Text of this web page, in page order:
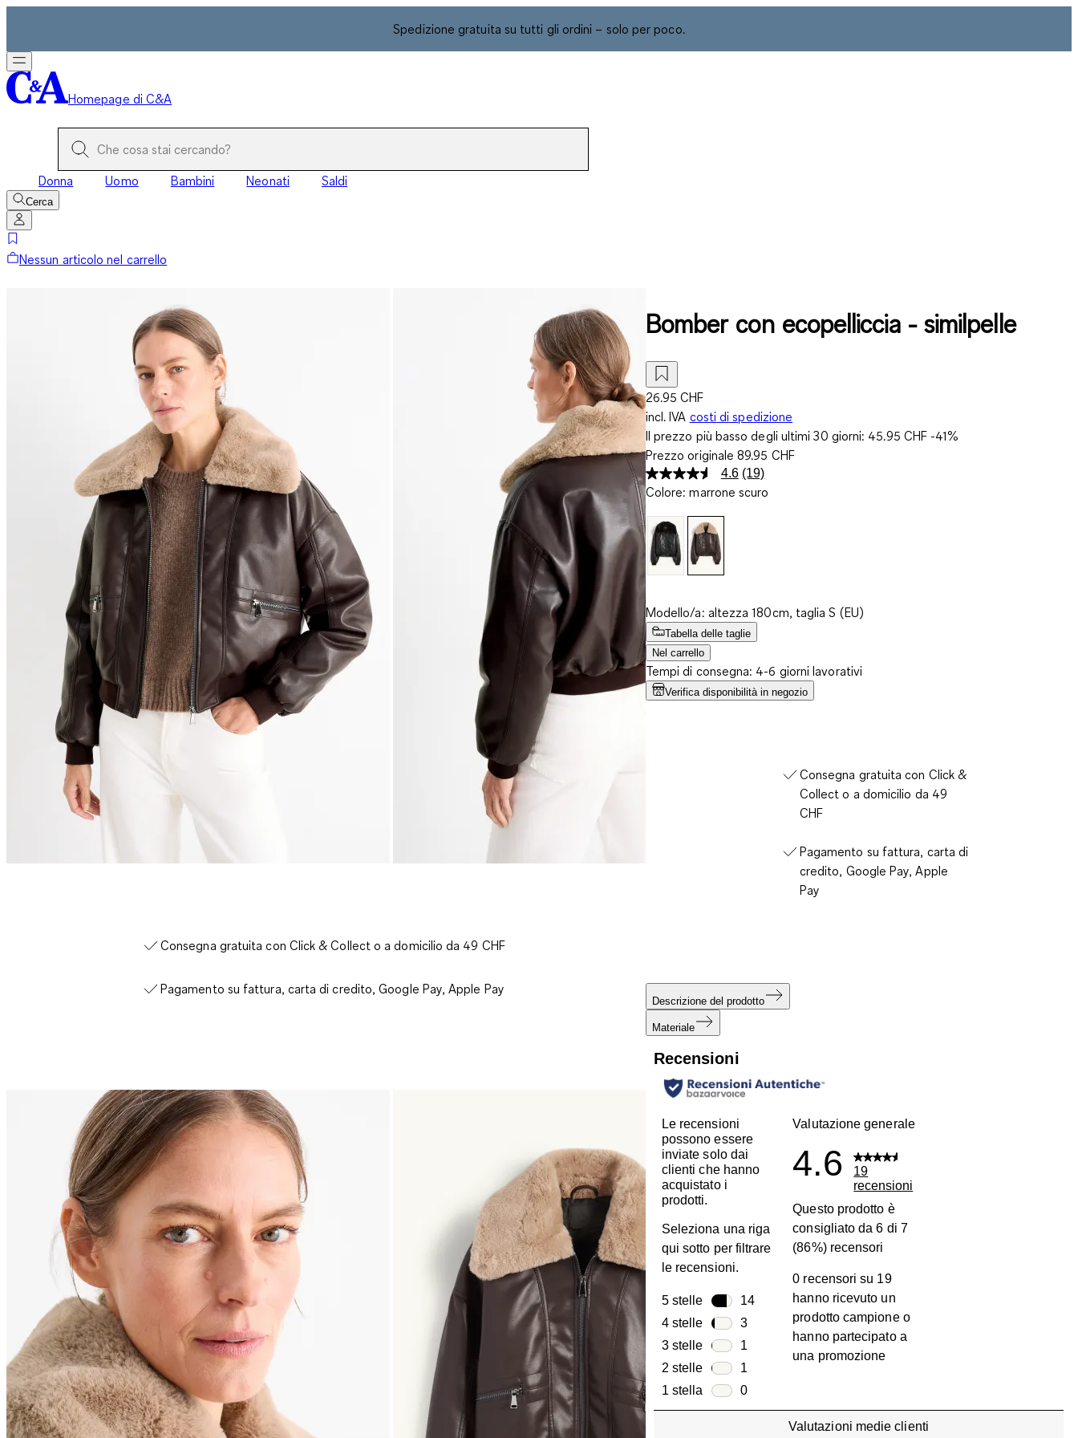
Spedizione gratuita su tutti gli ordini – solo per poco.
Homepage di C&A
Donna Uomo Bambini Neonati Saldi
Cerca
Nessun articolo nel carrello
Consegna gratuita con Click & Collect o a domicilio da 49 CHF
Pagamento su fattura, carta di credito, Google Pay, Apple Pay
Bomber con ecopelliccia - similpelle
26.95 CHF
incl. IVA costi di spedizione
Il prezzo più basso degli ultimi 30 giorni: 45.95 CHF -41%
Prezzo originale89.95 CHF
4.6 Leggi
19
(19)
Colore: marrone scuro
Modello/a: altezza 180cm, taglia S (EU)
Tabella delle taglie
Nel carrello
Tempi di consegna: 4-6 giorni lavorativi
Verifica disponibilità in negozio
Consegna gratuita con Click &
Collect o a domicilio da 49
CHF
Pagamento su fattura, carta di
credito, Google Pay, Apple
Pay
Descrizione del prodotto
Materiale
Recensioni
Le recensioni
possono essere
inviate solo dai
clienti che hanno
acquistato i
prodotti.
Seleziona una riga
qui sotto per filtrare
le recensioni.
5 stelle stelle
14
14 recensioni con 5 stelle.
4 stelle stelle 3
3 recensioni con 4 stelle.
3 stelle stelle
1
1 recensione con 3 stelle.
2 stelle stelle
1
1 recensione con 2 stelle.
1 stella stelle 0
0 recensioni con 1 stella.
Valutazione generale
4.6
19
recensioni
Questo prodotto è
consigliato da 6 di 7
(86%) recensori
0 recensori su 19
hanno ricevuto un
prodotto campione o
hanno partecipato a
una promozione
Valutazioni medie clienti